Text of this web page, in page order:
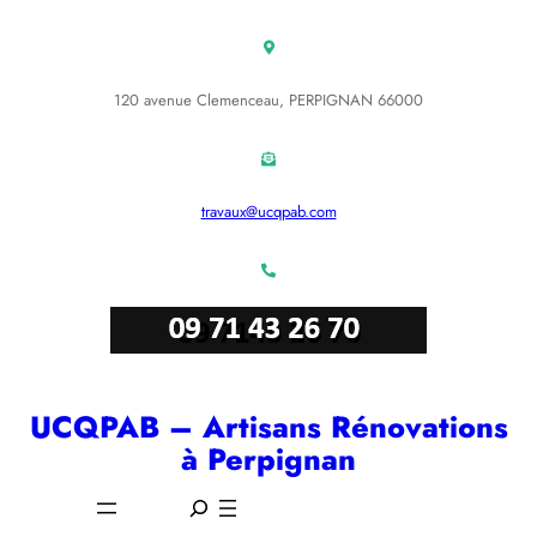
120 avenue Clemenceau, PERPIGNAN 66000
travaux@ucqpab.com
UCQPAB – Artisans Rénovations
à Perpignan
S